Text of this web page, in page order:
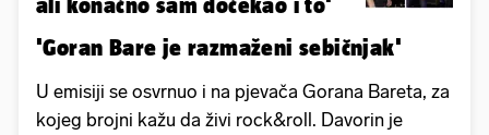
'Goran Bare je razmaženi sebičnjak'
U emisiji se osvrnuo i na pjevača Gorana Bareta, za
kojeg brojni kažu da živi rock&roll. Davorin je